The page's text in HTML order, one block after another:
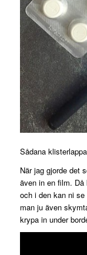
Sådana
När jag gjorde det
även in en film. Då
och i den kan ni
man ju även
krypa in under